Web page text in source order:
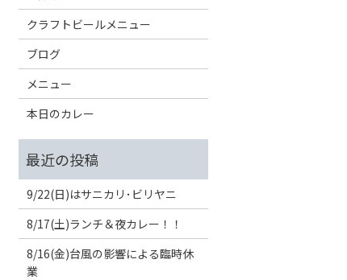
クラフトビールメニュー
ブログ
メニュー
本日のカレー
9/22(日)はサニカリ･ビリヤニ
8/17(土)ランチ＆夜カレー！！
8/16(金)台風の影響による臨時休
業